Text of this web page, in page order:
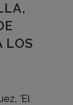
LOS
'El